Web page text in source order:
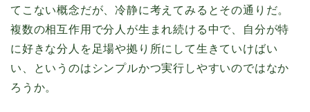
てこない概念だが、冷静に考えてみるとその通りだ。
複数の相互作用で分人が生まれ続ける中で、自分が特
に好きな分人を足場や拠り所にして生きていけばい
い、というのはシンプルかつ実行しやすいのではなか
ろうか。